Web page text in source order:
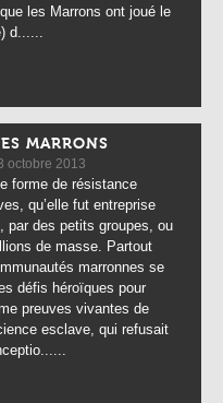
les Marrons ont joué le
d......
MARRONS
octobre 2013
forme de résistance
qu’elle fut entreprise
par des petits groupes, ou
de masse. Partout
marronnes se
défis héroïques pour
preuves vivantes de
esclave, qui refusait